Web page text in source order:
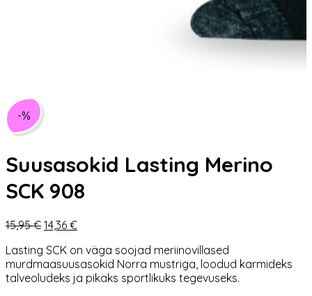
-%
Suusasokid Lasting Merino
SCK 908
15,95€ Algne
oli:
15,95 €.
14,36 €Praegune
on:
14,36 €.
Lasting SCK on väga soojad meriinovillased
murdmaasuusasokid Norra mustriga, loodud karmideks
talveoludeks ja pikaks sportlikuks tegevuseks.